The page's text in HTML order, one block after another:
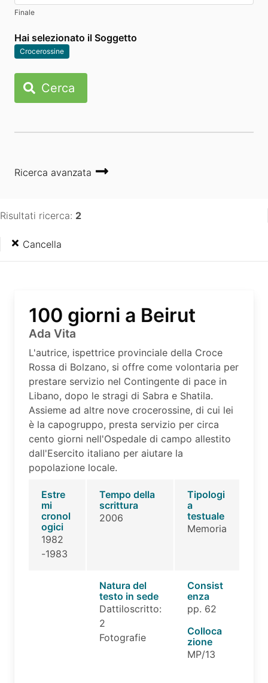
Finale
Hai selezionato il Soggetto
Crocerossine
Cerca
Ricerca avanzata
Risultati ricerca: 2
Cancella
100 giorni a Beirut
Ada Vita
L'autrice, ispettrice provinciale della Croce
Rossa di Bolzano, si offre come volontaria per
prestare servizio nel Contingente di pace in
Libano, dopo le stragi di Sabra e Shatila.
Assieme ad altre nove crocerossine, di cui lei
è la capogruppo, presta servizio per circa
cento giorni nell'Ospedale di campo allestito
dall'Esercito italiano per aiutare la
popolazione locale.
Estre
mi
cronol
ogici
1982
-1983
Tempo della
scrittura
2006
Tipologi
a
testuale
Memoria
Natura del
testo in sede
Dattiloscritto:
2
Fotografie
Consist
enza
pp. 62
Colloca
zione
MP/13